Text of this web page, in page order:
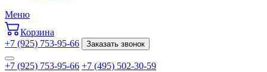
Меню
Корзина
+7 (925) 753-95-66
Заказать звонок
+7 (925) 753-95-66 +7 (495) 502-30-59